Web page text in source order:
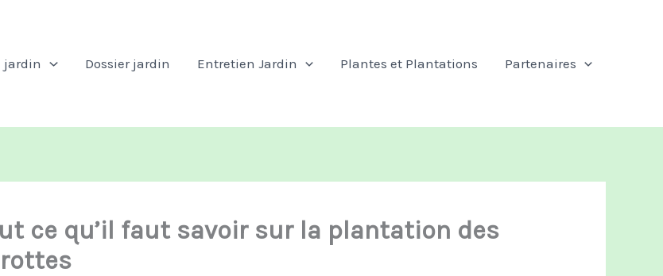
jardin Dossier jardin Entretien Jardin Plantes et Plantations Partenaires
ce qu’il faut savoir sur la plantation des